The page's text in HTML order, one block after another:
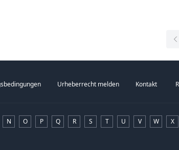
Urheberrecht melden Kontakt
N O P Q R S T U V W X